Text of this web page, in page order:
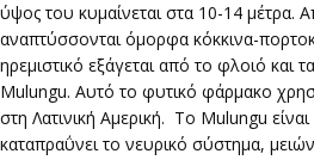
ύψος του κυμαίνεται στα 10-14 μέτρα.
αναπτύσσονται όμορφα κόκκινα-
ηρεμιστικό εξάγεται από το φλοιό και
Mulungu. Αυτό το φυτικό φάρμακο
στη Λατινική Αμερική. Το Mulungu
καταπραΰνει το νευρικό σύστημα,